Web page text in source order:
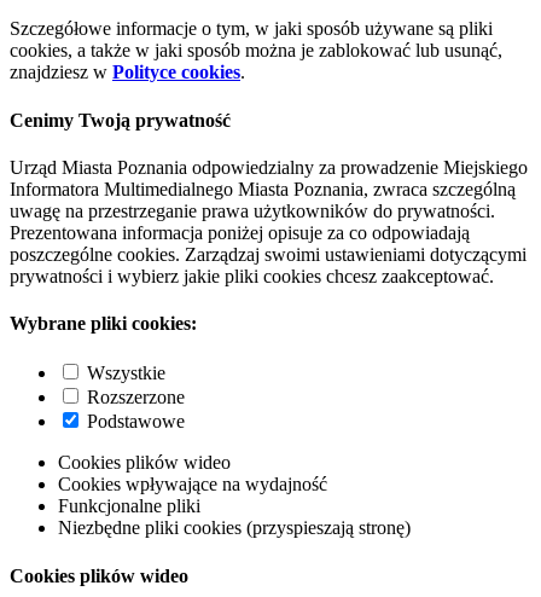
Szczegółowe informacje o tym, w jaki sposób używane są pliki
cookies, a także w jaki sposób można je zablokować lub usunąć,
znajdziesz w Polityce cookies.
Cenimy Twoją prywatność
Urząd Miasta Poznania odpowiedzialny za prowadzenie Miejskiego
Informatora Multimedialnego Miasta Poznania, zwraca szczególną
uwagę na przestrzeganie prawa użytkowników do prywatności.
Prezentowana informacja poniżej opisuje za co odpowiadają
poszczególne cookies. Zarządzaj swoimi ustawieniami dotyczącymi
prywatności i wybierz jakie pliki cookies chcesz zaakceptować.
Wybrane pliki cookies:
Wszystkie
Rozszerzone
Podstawowe
Cookies plików wideo
Cookies wpływające na wydajność
Funkcjonalne pliki
Niezbędne pliki cookies (przyspieszają stronę)
Cookies plików wideo